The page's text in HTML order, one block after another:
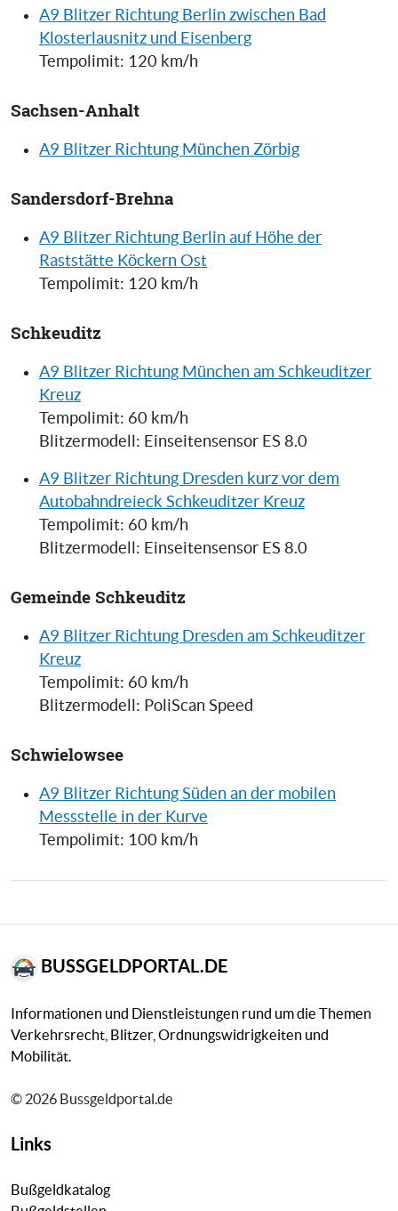
A9 Blitzer Richtung Berlin zwischen Bad
Klosterlausnitz und Eisenberg
Tempolimit: 120 km/h
Sachsen-Anhalt
A9 Blitzer Richtung München Zörbig
Sandersdorf-Brehna
A9 Blitzer Richtung Berlin auf Höhe der
Raststätte Köckern Ost
Tempolimit: 120 km/h
Schkeuditz
A9 Blitzer Richtung München am Schkeuditzer
Kreuz
Tempolimit: 60 km/h
Blitzermodell: Einseitensensor ES 8.0
A9 Blitzer Richtung Dresden kurz vor dem
Autobahndreieck Schkeuditzer Kreuz
Tempolimit: 60 km/h
Blitzermodell: Einseitensensor ES 8.0
Gemeinde Schkeuditz
A9 Blitzer Richtung Dresden am Schkeuditzer
Kreuz
Tempolimit: 60 km/h
Blitzermodell: PoliScan Speed
Schwielowsee
A9 Blitzer Richtung Süden an der mobilen
Messstelle in der Kurve
Tempolimit: 100 km/h
BUSSGELDPORTAL.DE
Informationen und Dienstleistungen rund um die Themen
Verkehrsrecht, Blitzer, Ordnungswidrigkeiten und
Mobilität.
© 2026 Bussgeldportal.de
Links
Bußgeldkatalog